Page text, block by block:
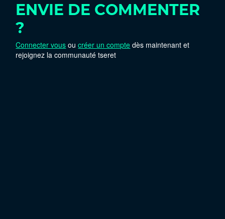
ENVIE DE COMMENTER
?
Connecter vous oucréer un compte dès maintenant et
rejoignez la communauté tseret